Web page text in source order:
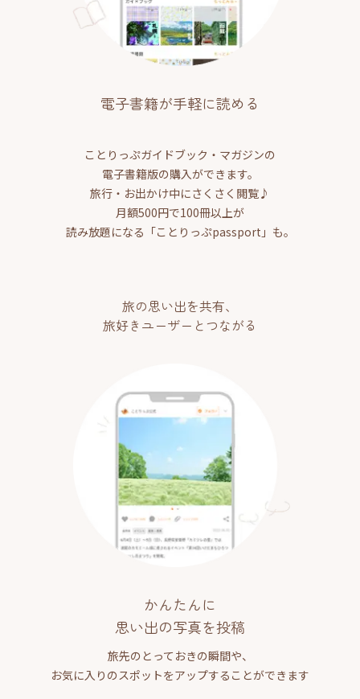
電子書籍が手軽に読める
ことりっぷガイドブック・マガジンの
電子書籍版の購入ができます。
旅行・お出かけ中にさくさく閲覧♪
月額500円で100冊以上が
読み放題になる「ことりっぷpassport」も。
旅の思い出を共有、
旅好きユーザーとつながる
かんたんに
思い出の写真を投稿
旅先のとっておきの瞬間や、
お気に入りのスポットをアップすることができます